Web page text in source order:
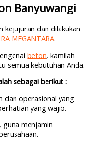
Banyuwangi
kejujuran dan dilakukan
MEGANTARA.
beton, kamilah
semua kebutuhan Anda.
sebagai berikut :
dan operasional yang
yang wajib.
menjamin